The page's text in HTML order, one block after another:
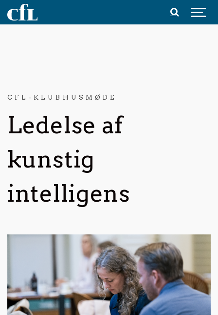
Spring til indhold
CFL-KLUBHUSMØDE
Ledelse af
kunstig
intelligens